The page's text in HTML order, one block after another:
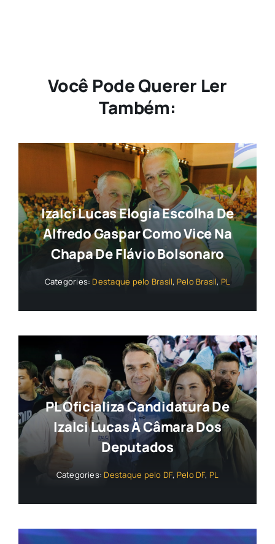
Você Pode Querer Ler
Também:
Izalci Lucas Elogia Escolha De
Alfredo Gaspar Como Vice Na
Chapa De Flávio Bolsonaro
Categories: Destaque pelo Brasil, Pelo Brasil, PL
PL Oficializa Candidatura De
Izalci Lucas À Câmara Dos
Deputados
Categories: Destaque pelo DF, Pelo DF, PL